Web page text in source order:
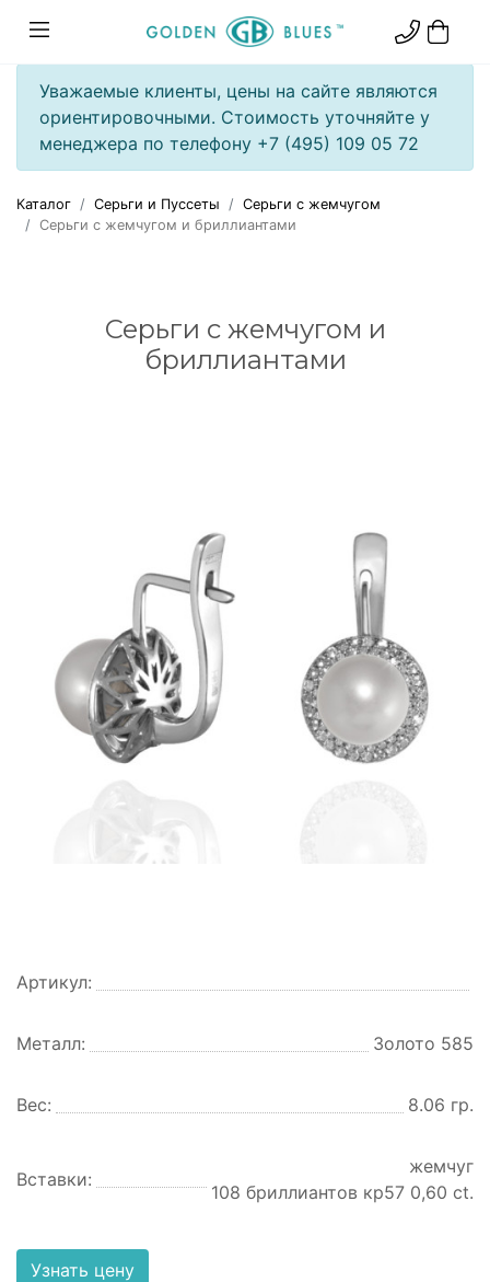
Уважаемые клиенты, цены на сайте являются
ориентировочными. Стоимость уточняйте у
менеджера по телефону +7 (495) 109 05 72
Каталог Серьги и Пуссеты
Серьги с жемчугом
Серьги с жемчугом и бриллиантами
Серьги с жемчугом и
бриллиантами
Артикул:
Металл: Золото 585
Вес: 8.06 гр.
Вставки:
жемчуг
108 бриллиантов кр57 0,60 ct.
Узнать цену